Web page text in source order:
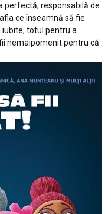
perfectă, responsabilă de
ce înseamnă să fie
totul pentru a
nemaipomenit pentru că